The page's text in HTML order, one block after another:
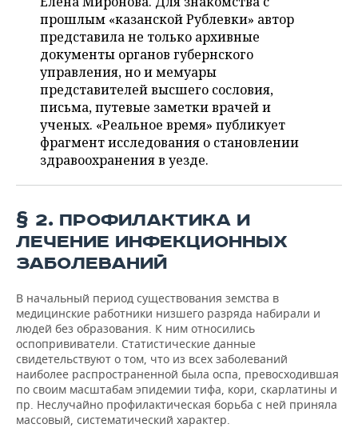
ОТКРЫТАЯ ЛЕКЦИЯ
БАСКЕТБОЛ
ВОЛЕЙБОЛ
КИБЕРСПОРТ
ФИГУРНОЕ КАТАНИЕ
ХОККЕЙ С МЯЧОМ
ИНФРАСТРУКТУРА
ИСТОРИЯ
КУЛЬТУРА
МЕДИЦИНА
ПРОИСШЕСТВИЯ
СПРАВОЧНИК
СПИСОК ПЕРСОН
СПИСОК КОМПАНИЙ
ПОЛНАЯ ВЕРСИЯ
прошлым «казанской Рублевки» автор
представила не только архивные
документы органов губернского
управления, но и мемуары
представителей высшего сословия,
письма, путевые заметки врачей и
ученых. «Реальное время» публикует
фрагмент исследования о становлении
здравоохранения в уезде.
§ 2. ПРОФИЛАКТИКА И
ЛЕЧЕНИЕ ИНФЕКЦИОННЫХ
ЗАБОЛЕВАНИЙ
В начальный период существования земства в
медицинские работники низшего разряда набирали и
людей без образования. К ним относились
оспопрививатели. Статистические данные
свидетельствуют о том, что из всех заболеваний
наиболее распространенной была оспа, превосходившая
по своим масштабам эпидемии тифа, кори, скарлатины и
пр. Неслучайно профилактическая борьба с ней приняла
массовый, систематический характер.